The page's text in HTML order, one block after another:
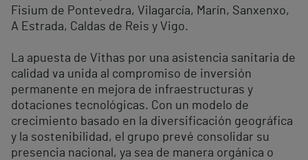
Fisium de Pontevedra, Vilagarcía, Marín, Sanxenxo,
A Estrada, Caldas de Reis y Vigo.
La apuesta de Vithas por una asistencia sanitaria de
calidad va unida al compromiso de inversión
permanente en mejora de infraestructuras y
dotaciones tecnológicas. Con un modelo de
crecimiento basado en la diversificación geográfica
y la sostenibilidad, el grupo prevé consolidar su
presencia nacional, ya sea de manera orgánica o